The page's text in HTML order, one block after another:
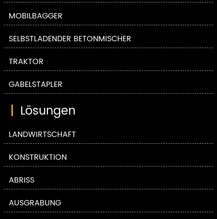
MOBILBAGGER
SELBSTLADENDER BETONMISCHER
TRAKTOR
GABELSTAPLER
| Lösungen
LANDWIRTSCHAFT
KONSTRUKTION
ABRISS
AUSGRABUNG